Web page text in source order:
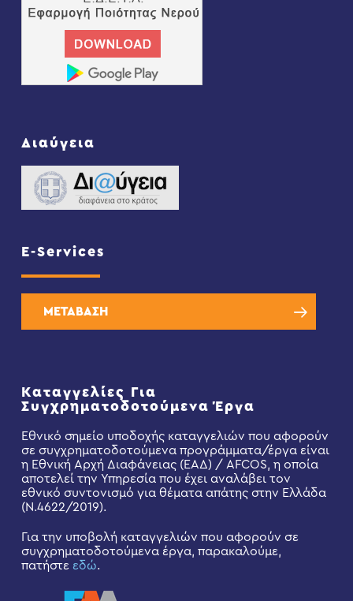
Διαύγεια
E-Services
ΜΕΤΑΒΑΣΗ
Καταγγελίες Για
Συγχρηματοδοτούμενα Έργα
Εθνικό σημείο υποδοχής καταγγελιών που αφορούν
σε συγχρηματοδοτούμενα προγράμματα/έργα είναι
η Εθνική Αρχή Διαφάνειας (ΕΑΔ) / AFCOS, η οποία
αποτελεί την Υπηρεσία που έχει αναλάβει τον
εθνικό συντονισμό για θέματα απάτης στην Ελλάδα
(Ν.4622/2019).
Για την υποβολή καταγγελιών που αφορούν σε
συγχρηματοδοτούμενα έργα, παρακαλούμε,
πατήστε εδώ.